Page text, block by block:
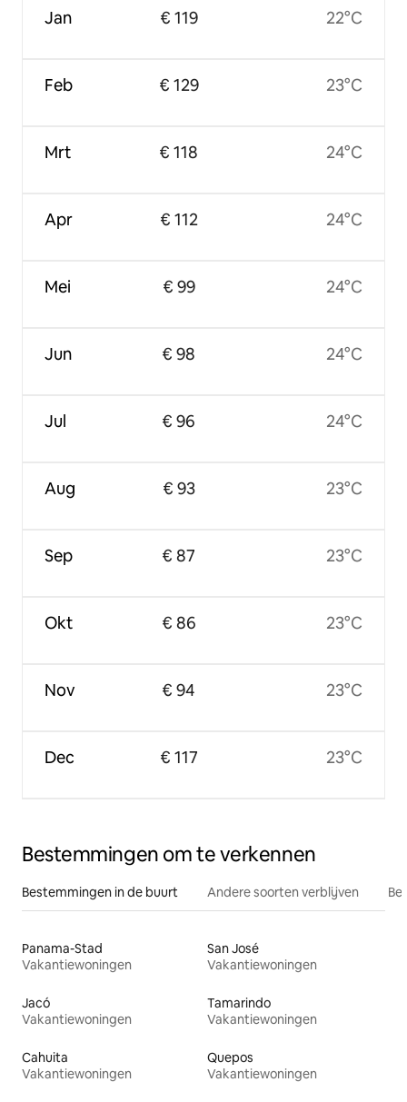
Jan
Feb
Mrt
Apr
Mei
Jun
Jul
Aug
Sep
Okt
Nov
Dec
€ 119
€ 129
€ 118
€ 112
€ 99
€ 98
€ 96
€ 93
€ 87
€ 86
€ 94
€ 117
22°C
23°C
24°C
24°C
24°C
24°C
24°C
23°C
23°C
23°C
23°C
23°C
Bestemmingen om te verkennen
Bestemmingen in de buurt Andere soorten verblijven
Panama-Stad
Vakantiewoningen
San José
Vakantiewoningen
Jacó
Vakantiewoningen
Tamarindo
Vakantiewoningen
Cahuita
Vakantiewoningen
Quepos
Vakantiewoningen